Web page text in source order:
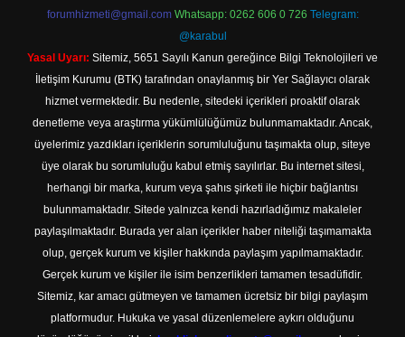
forumhizmeti@gmail.com Whatsapp: 0262 606 0 726 Telegram:
@karabul
Yasal Uyarı: Sitemiz, 5651 Sayılı Kanun gereğince Bilgi Teknolojileri ve
İletişim Kurumu (BTK) tarafından onaylanmış bir Yer Sağlayıcı olarak
hizmet vermektedir. Bu nedenle, sitedeki içerikleri proaktif olarak
denetleme veya araştırma yükümlülüğümüz bulunmamaktadır. Ancak,
üyelerimiz yazdıkları içeriklerin sorumluluğunu taşımakta olup, siteye
üye olarak bu sorumluluğu kabul etmiş sayılırlar. Bu internet sitesi,
herhangi bir marka, kurum veya şahıs şirketi ile hiçbir bağlantısı
bulunmamaktadır. Sitede yalnızca kendi hazırladığımız makaleler
paylaşılmaktadır. Burada yer alan içerikler haber niteliği taşımamakta
olup, gerçek kurum ve kişiler hakkında paylaşım yapılmamaktadır.
Gerçek kurum ve kişiler ile isim benzerlikleri tamamen tesadüfidir.
Sitemiz, kar amacı gütmeyen ve tamamen ücretsiz bir bilgi paylaşım
platformudur. Hukuka ve yasal düzenlemelere aykırı olduğunu